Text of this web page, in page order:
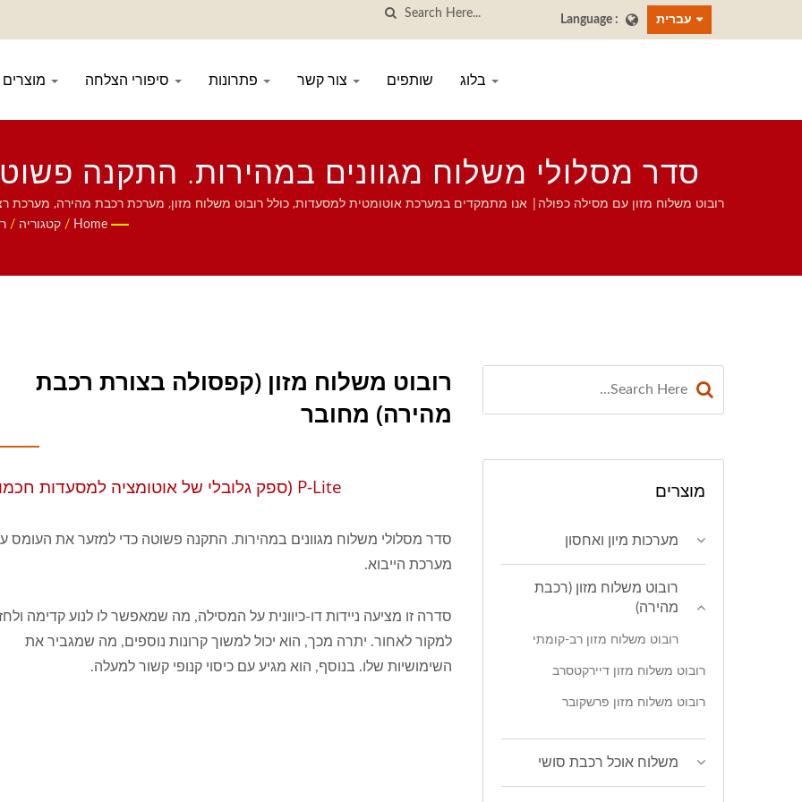
עברית
שותפים
סדר מסלולי משלוח מגוונים במהירות. התקנה
על מערכת הייבוא. | יצרן רצועות סושי למסעדות
Home
/ קטגוריה /
רובוט משלוח מזון (קפסולה בצורת רכבת
מהירה) מחובר
P-Lite (ספק גלובלי של אוטומציה למסעדות חכמות)
סדר מסלולי משלוח מגוונים במהירות. התקנה פשוטה כדי למזער את העומס
מערכת הייבוא.
סדרה זו מציעה ניידות דו-כיוונית על המסילה, מה שמאפשר לו לנוע קדימה
למקור לאחור. יתרה מכך, הוא יכול למשוך קרונות נוספים, מה שמגביר את
השימושיות שלו. בנוסף, הוא מגיע עם כיסוי קנופי קשור למעלה.
מוצרים
מערכות מיון ואחסון
רובוט משלוח מזון (רכבת
מהירה)
רובוט משלוח מזון רב-קומתי
רובוט משלוח מזון דיירקטסרב
רובוט משלוח מזון פרשקובר
משלוח אוכל רכבת סושי